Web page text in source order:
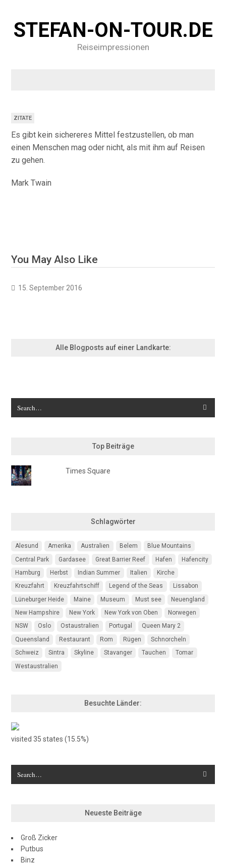
STEFAN-ON-TOUR.DE
Reiseimpressionen
ZITATE
Es gibt kein sichereres Mittel festzustellen, ob man
einen Menschen mag oder nicht, als mit ihm auf Reisen
zu gehen.
Mark Twain
You May Also Like
15. September 2016
Alle Blogposts auf einer Landkarte:
Top Beiträge
Times Square
Schlagwörter
Alesund Amerika Australien Belem
Blue Mountains
Central Park
Gardasee Great Barrier Reef Hafen
Hafencity
Hamburg
Herbst Indian Summer Italien
Kirche
Kreuzfahrt
Kreuzfahrtschiff Legend of the Seas
Lissabon
Lüneburger Heide
Maine Museum Must see
Neuengland
New Hampshire
New York New York von Oben
Norwegen
NSW
Oslo Ostaustralien Portugal
Queen Mary 2
Queensland
Restaurant Rom Rügen
Schnorcheln
Schweiz
Sintra Skyline Stavanger Tauchen
Tomar
Westaustralien
Besuchte Länder:
visited 35 states (15.5%)
Neueste Beiträge
Groß Zicker
Putbus
Binz